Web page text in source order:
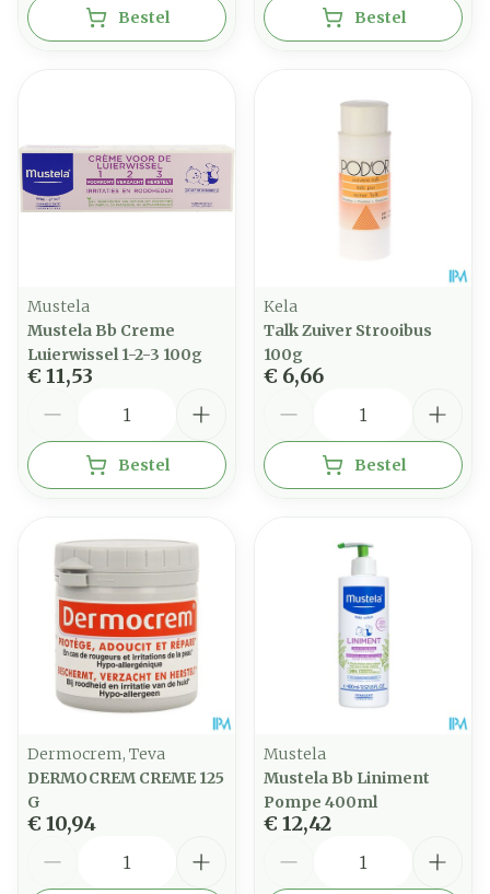
Bestel Bestel
Mustela
Mustela Bb Creme
Luierwissel 1-2-3 100g
€ 11,53
Bestel
Kela
Talk Zuiver Strooibus
100g
€ 6,66
Bestel
Dermocrem, Teva
DERMOCREM CREME 125
G
€ 10,94
Mustela
Mustela Bb Liniment
Pompe 400ml
€ 12,42